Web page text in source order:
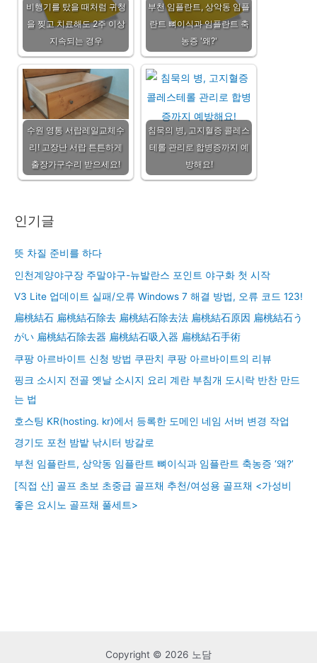
비행기를 탔을 때처럼 귀청
을 찢고 치료해도 2주 이상
지속되는 경우
부천 임플란트, 상악동 임플
란트 뼈이식과 임플란트 축
농증 '왜?'
수원 영통 서랍레일교체수
리! 고장난 서랍 튼튼하게
출장가구수리 받으세요!
침묵의 병, 고지혈증 콜레스
테롤 관리로 합병증까지 예
방해요!
인기글
뜻 차질 준비를 하다
인천계양야구장 주말야구-뉴발란스 포인트 야구화 첫 시작
V3 Lite 업데이트 실패/오류 Windows 7 해결 방법, 오류 코드 123!
扁桃結石 扁桃結石除去 扁桃結石除去法 扁桃結石原因 扁桃結石う
がい 扁桃結石除去器 扁桃結石吸入器 扁桃結石手術
쿠팡 아르바이트 신청 방법 쿠판치 쿠팡 아르바이트의 리뷰
핑크 소시지 전골 옛날 소시지 요리 계란 부침개 도시락 반찬 만드
는 법
호스팅 KR(hosting. kr)에서 등록한 도메인 네임 서버 변경 작업
경기도 포천 밤밭 낚시터 방갈로
부천 임플란트, 상악동 임플란트 뼈이식과 임플란트 축농증 ‘왜?’
[직접 산] 골프 초보 초중급 골프채 추천/여성용 골프채 <가성비
좋은 요시노 골프채 풀세트>
Copyright © 2026 노담